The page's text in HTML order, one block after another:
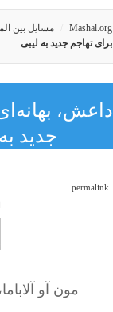
Mashal.org مسایل بین
برای تهاجم جدید به لیبی
داعش،
جدید
permalink
مون آو آلاباما، ۱۸ مارس ۲۰۱۶